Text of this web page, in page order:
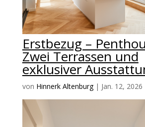
Erstbezug –
Zwei Terrassen und
exklusiver
von Hinnerk Altenburg| Jan. 12, 2026